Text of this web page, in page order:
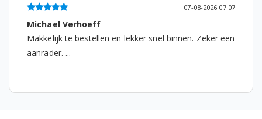
Bosch TCC78K751A/07
Bosch TCC78K751A/08
Bosch TCC78K751A/09
07-08-2026 07:07
Michael Verhoeff
Makkelijk te bestellen en lekker snel binnen. Zeker een
aanrader. ...